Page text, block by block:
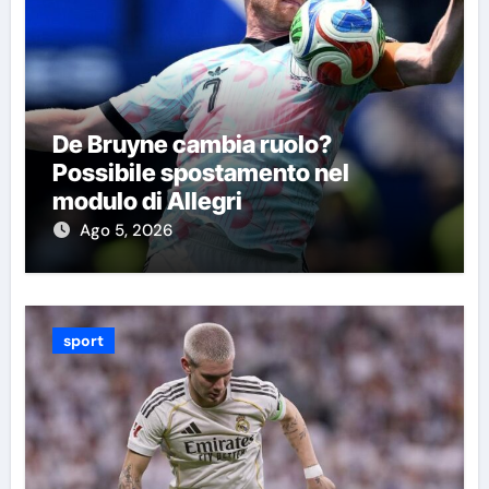
De Bruyne cambia ruolo?
Possibile spostamento nel
modulo di Allegri
Ago 5, 2026
sport